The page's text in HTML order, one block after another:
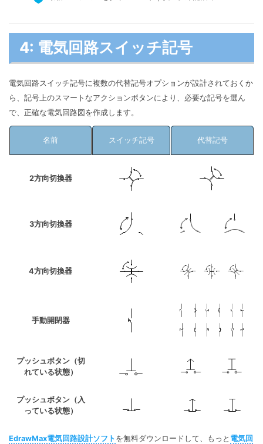
4: 電気回路スイッチ記号
電気回路スイッチ記号に複数の代替記号オプションが設計されておくか
ら、記号上のスマートなアクションボタンにより、必要な記号を選ん
で、正確な電気回路図を作成します。
名前 スイッチ記号 代替記号
2方向切換器
3方向切換器
4方向切換器
手動開閉器
プッシュボタン（切
れている状態）
プッシュボタン（入
っている状態）
EdrawMax電気回路設計ソフト を無料ダウンロードして、もっと 電気回